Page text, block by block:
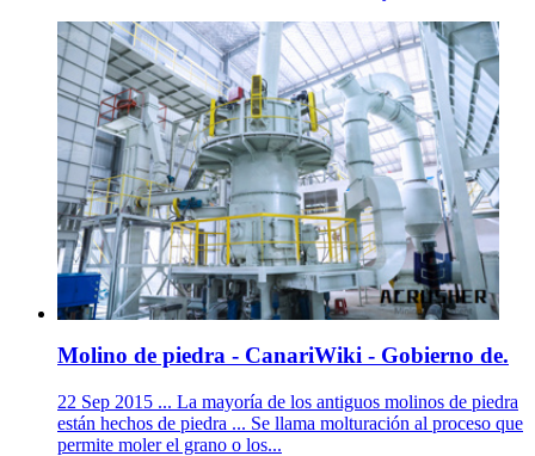
Molino de piedra - CanariWiki - Gobierno de.
22 Sep 2015 ... La mayoría de los antiguos molinos de piedra
están hechos de piedra ... Se llama molturación al proceso que
permite moler el grano o los...